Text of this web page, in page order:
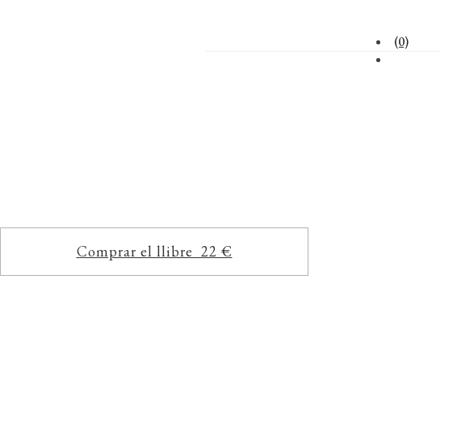
(0)
Comprar el llibre 22 €